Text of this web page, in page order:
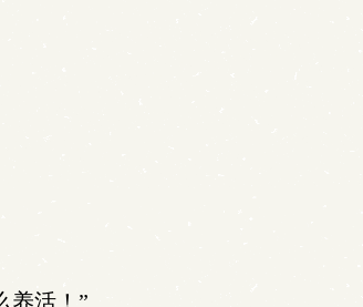
养活！”